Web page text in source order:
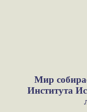
Мир
Института